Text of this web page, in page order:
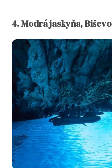
4. Modrá jaskyňa, Biševo